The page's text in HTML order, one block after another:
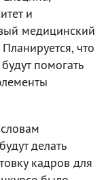
и
медицинский
что
помогать
делать
кадров для